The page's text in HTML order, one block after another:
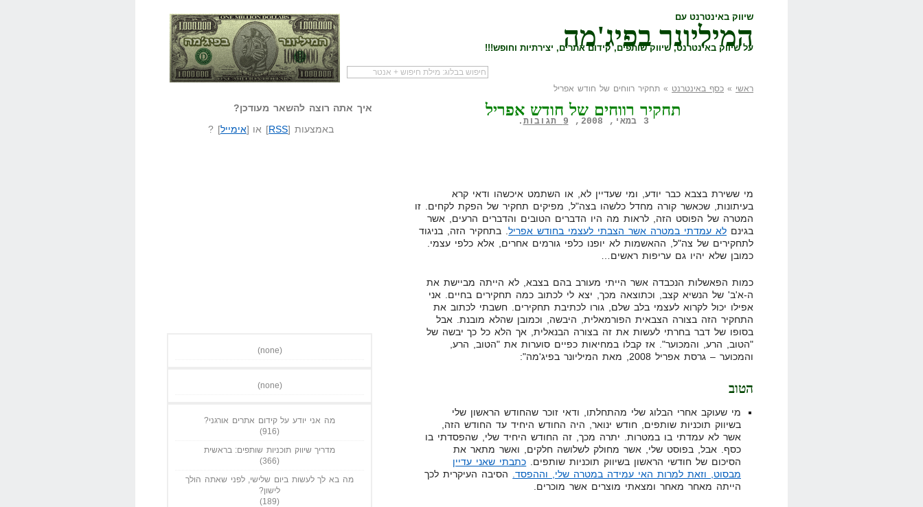
שיווק באינטרנט עם
המיליונר בפיג'מה
על שיווק באינטרנט, שיווק שותפים, קידום אתרים, יצירתיות וחופש!!!
שאל שאלה המיליונר בפיג'מה שיווק שותפים
ראשי » כסף באינטרנט » תחקיר רווחים של חודש אפריל
תחקיר רווחים של חודש אפריל
3 במאי, 2008, 9 תגובות .
מי ששירת בצבא כבר יודע, ומי שעדיין לא, או השתמט איכשהו ודאי קרא
בעיתונות, שכאשר קורה מחדל כלשהו בצה"ל, מפיקים תחקיר של הפקת לקחים. זו
המטרה של הפוסט הזה, לראות מה היו הדברים הטובים והדברים הרעים, אשר
בגינם לא עמדתי במטרה אשר הצבתי לעצמי בחודש אפריל. בתחקיר הזה, בניגוד
לתחקירים של צה"ל, ההאשמות לא יופנו כלפי גורמים אחרים, אלא כלפי עצמי.
כמובן שלא יהיו גם עריפות ראשים…
כמות הפאשלות הנכבדה אשר הייתי מעורב בהם בצבא, לא הייתה מביישת את
ה-א'ב' של הנשיא קצב, וכתוצאה מכך, יצא לי לכתוב כמה תחקירים בחיים. אני
אפילו יכול לקרוא לעצמי בלב שלם, גורו לכתיבת תחקירים. חשבתי לכתוב את
התחקיר הזה בצורה הצבאית הפורמאלית, היבשה, וכמובן שהלא מובנת. אבל
בסופו של דבר בחרתי לעשות את זה בצורה הבנאלית, אך הלא כל כך יבשה של
"הטוב, הרע, והמכוער". אז קבלו במחיאות כפיים סוערות את "הטוב, הרע,
והמכוער – גרסת אפריל 2008, מאת המיליונר בפיג'מה":
הטוב
מי שעוקב אחרי הבלוג שלי מהתחלתו, ודאי זוכר שהחודש הראשון שלי
בשיווק תוכניות שותפים, חודש ינואר, היה החודש היחיד עד החודש הזה,
אשר לא עמדתי בו במטרות. יתרה מכך, זה החודש היחיד שלי, שהפסדתי בו
כסף. אבל, בפוסט שלי, אשר מחולק לשלושה חלקים, ואשר מתאר את
הסיכום של חודשי הראשון בשיווק תוכניות שותפים. כתבתי שאני עדיין
מבסוט, וזאת למרות האי עמידה במטרה שלי, וההפסד.
הסיבה העיקרית לכך
הייתה מאחר מאחר ומצאתי מוצרים אשר מוכרים.
איך אתה רוצה להשאר מעודכן?
באמצעות [RSS] או [אימייל] ?
(none)
(none)
מה אני יודע על קידום אתרים אורגני?
(916)
מדריך שיווק תוכניות שותפים: בראשית
(366)
מה בא לך לעשות ביום שלישי, לפני שאתה הולך
לישון?
(189)